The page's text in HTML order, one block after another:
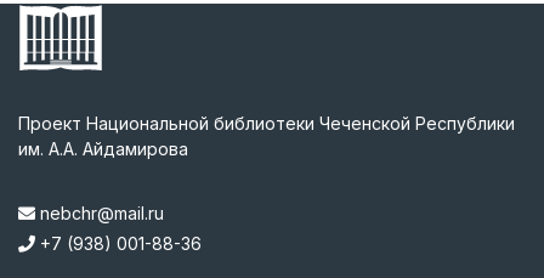
Проект Национальной библиотеки Чеченской Республики
им. А.А. Айдамирова
nebchr@mail.ru
+7 (938) 001-88-36